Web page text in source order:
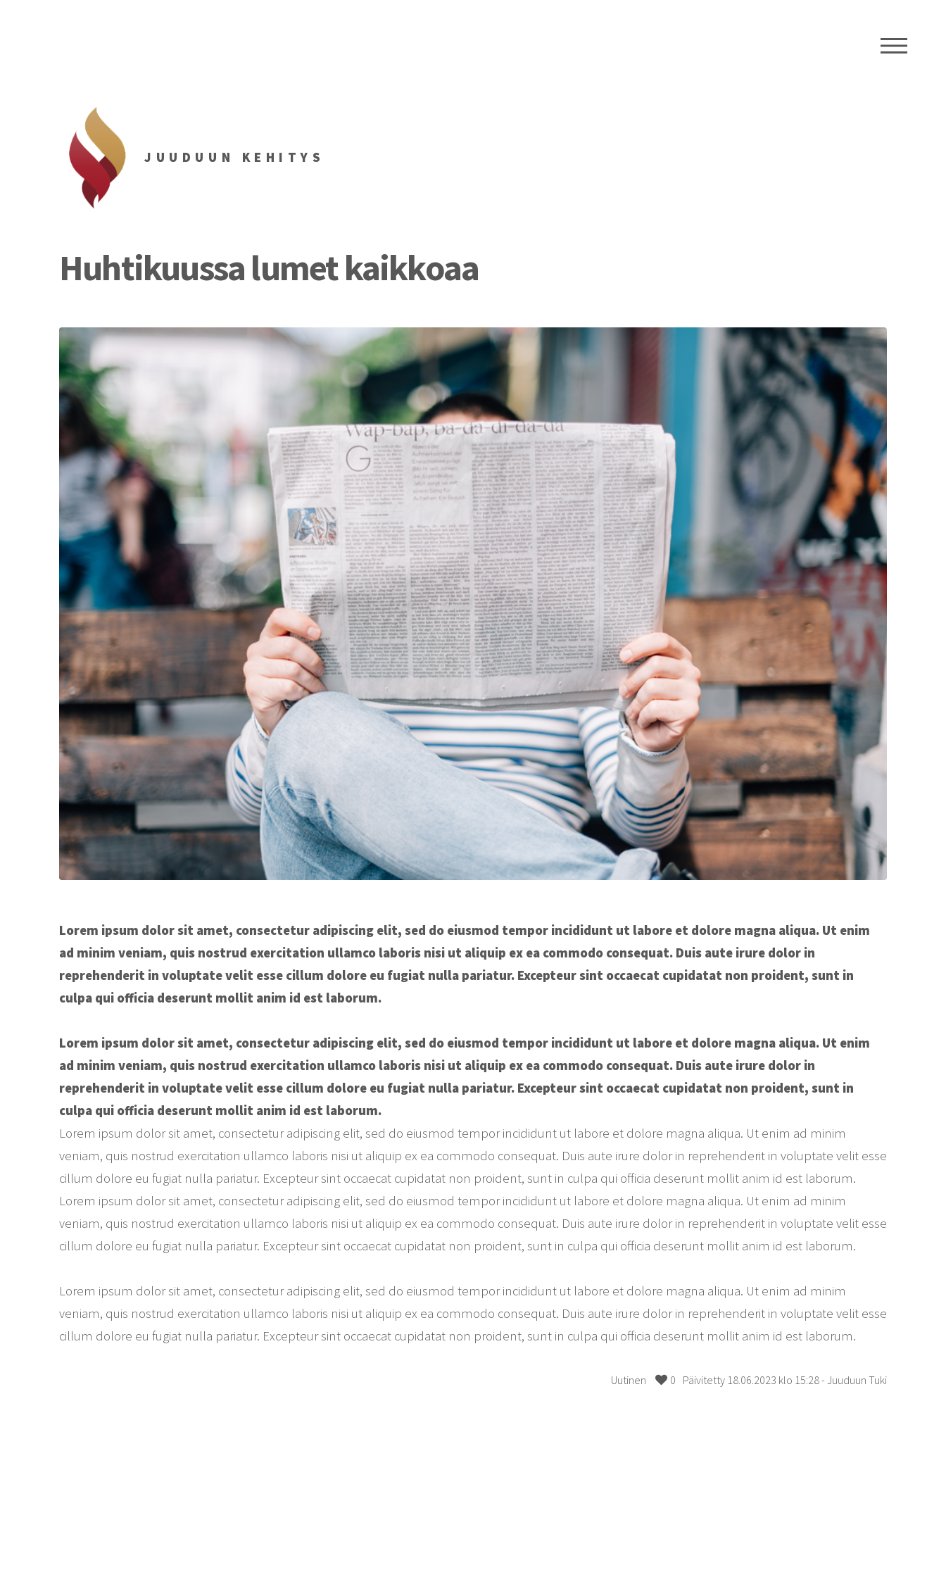
JUUDUUN KEHITYS
Huhtikuussa lumet kaikkoaa
Lorem ipsum dolor sit amet, consectetur adipiscing elit, sed do eiusmod tempor incididunt ut labore et dolore magna aliqua. Ut enim
ad minim veniam, quis nostrud exercitation ullamco laboris nisi ut aliquip ex ea commodo consequat. Duis aute irure dolor in
reprehenderit in voluptate velit esse cillum dolore eu fugiat nulla pariatur. Excepteur sint occaecat cupidatat non proident, sunt in
culpa qui officia deserunt mollit anim id est laborum.
Lorem ipsum dolor sit amet, consectetur adipiscing elit, sed do eiusmod tempor incididunt ut labore et dolore magna aliqua. Ut enim
ad minim veniam, quis nostrud exercitation ullamco laboris nisi ut aliquip ex ea commodo consequat. Duis aute irure dolor in
reprehenderit in voluptate velit esse cillum dolore eu fugiat nulla pariatur. Excepteur sint occaecat cupidatat non proident, sunt in
culpa qui officia deserunt mollit anim id est laborum.
Lorem ipsum dolor sit amet, consectetur adipiscing elit, sed do eiusmod tempor incididunt ut labore et dolore magna aliqua. Ut enim ad minim
veniam, quis nostrud exercitation ullamco laboris nisi ut aliquip ex ea commodo consequat. Duis aute irure dolor in reprehenderit in voluptate velit esse
cillum dolore eu fugiat nulla pariatur. Excepteur sint occaecat cupidatat non proident, sunt in culpa qui officia deserunt mollit anim id est laborum.
Lorem ipsum dolor sit amet, consectetur adipiscing elit, sed do eiusmod tempor incididunt ut labore et dolore magna aliqua. Ut enim ad minim
veniam, quis nostrud exercitation ullamco laboris nisi ut aliquip ex ea commodo consequat. Duis aute irure dolor in reprehenderit in voluptate velit esse
cillum dolore eu fugiat nulla pariatur. Excepteur sint occaecat cupidatat non proident, sunt in culpa qui officia deserunt mollit anim id est laborum.
Lorem ipsum dolor sit amet, consectetur adipiscing elit, sed do eiusmod tempor incididunt ut labore et dolore magna aliqua. Ut enim ad minim
veniam, quis nostrud exercitation ullamco laboris nisi ut aliquip ex ea commodo consequat. Duis aute irure dolor in reprehenderit in voluptate velit esse
cillum dolore eu fugiat nulla pariatur. Excepteur sint occaecat cupidatat non proident, sunt in culpa qui officia deserunt mollit anim id est laborum.
Uutinen 0 Päivitetty 18.06.2023 klo 15:28 - Juuduun Tuki